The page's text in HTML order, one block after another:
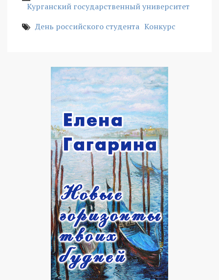
Курганский государственный университет
День российского студента Конкурс